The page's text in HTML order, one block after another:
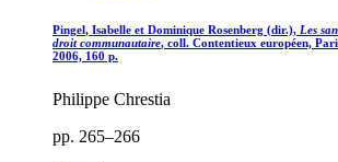
Pingel, Isabelle et Dominique Rosenberg (dir.), Les
droit communautaire, coll. Contentieux européen,
2006, 160 p.
Philippe Chrestia
pp. 265–266